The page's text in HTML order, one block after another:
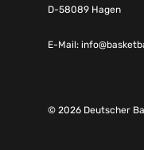
D-58089 Hagen
E-Mail:
© 2026 Deutscher